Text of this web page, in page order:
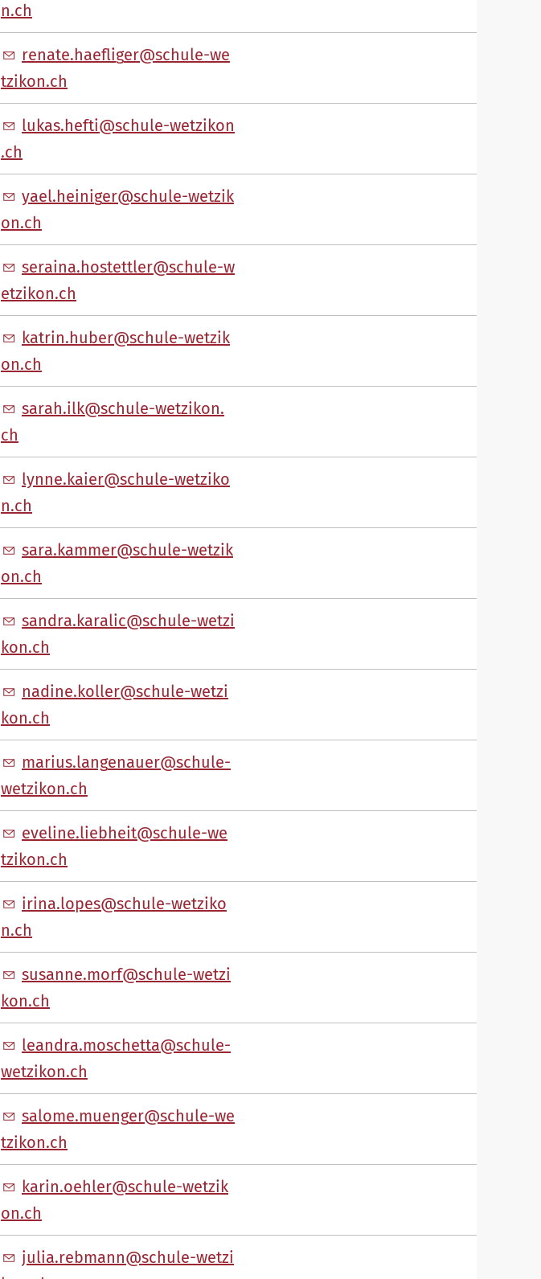
n ch
r n t h fl g r sch l -w
tz k n ch
l k s h ft sch l -w tz k n
ch
y l h n g r sch l -w tz k
n ch
s r n h st ttl r sch l -w
tz k n ch
k tr n h b r sch l -w tz k
n ch
s r h lk sch l -w tz k n
ch
lynn k r sch l -w tz k
n ch
s r k mm r sch l -w tz k
n ch
s ndr k r l c sch l -w tz
k n ch
n d n k ll r sch l -w tz
k n ch
m r s l ng n r sch l -
w tz k n ch
v l n l bh t sch l -w
tz k n ch
r n l p s sch l -w tz k
n ch
s s nn m rf sch l -w tz
k n ch
l ndr m sch tt sch l -
w tz k n ch
s l m m ng r sch l -w
tz k n ch
k r n hl r sch l -w tz k
n ch
j l r bm nn sch l -w tz